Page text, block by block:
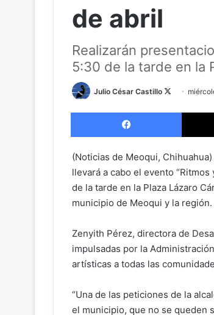
de abril
Realizarán
5:30 de la tarde en la
Julio César Castillo
l
X
Facebook
(Noticias de Meoqui,
llevará a cabo el evento
de la tarde en la Plaza Lázaro
municipio de Meoqui y la región.
Zenyith Pérez, directora de
impulsadas por la
artísticas a todas las
“Una de las peticiones de la
el municipio, que no se queden